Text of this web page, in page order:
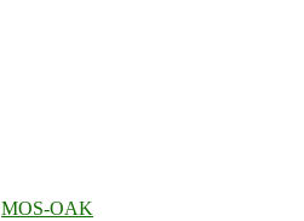
MOS-OAK